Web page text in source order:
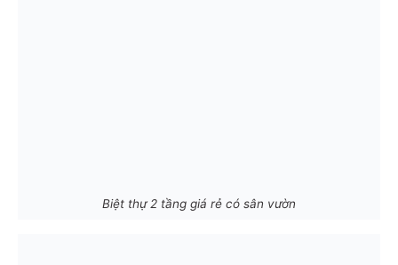
Biệt thự 2 tầng giá rẻ có sân vườn